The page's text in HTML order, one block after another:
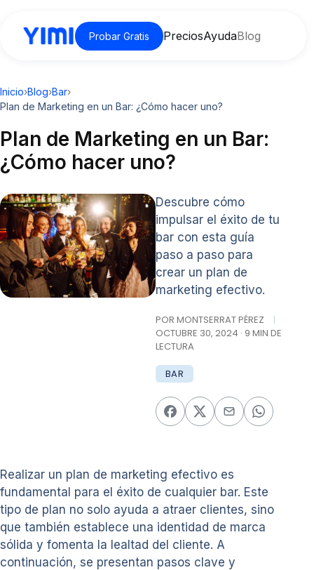
Probar Gratis PreciosAyudaBlog
Inicio›Blog›Bar›
Plan de Marketing en un Bar: ¿Cómo hacer uno?
Plan de Marketing en un Bar:
¿Cómo hacer uno?
Descubre cómo
impulsar el éxito de tu
bar con esta guía
paso a paso para
crear un plan de
marketing efectivo.
POR MONTSERRAT PÉREZ
|
OCTUBRE 30, 2024 · 9 MIN DE
LECTURA
BAR
Realizar un plan de marketing efectivo es
fundamental para el éxito de cualquier bar. Este
tipo de plan no solo ayuda a atraer clientes, sino
que también establece una identidad de marca
sólida y fomenta la lealtad del cliente. A
continuación, se presentan pasos clave y